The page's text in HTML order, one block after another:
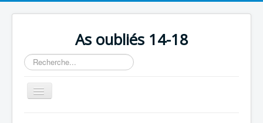
As oubliés 14-18
Rechercher
Basculer
la